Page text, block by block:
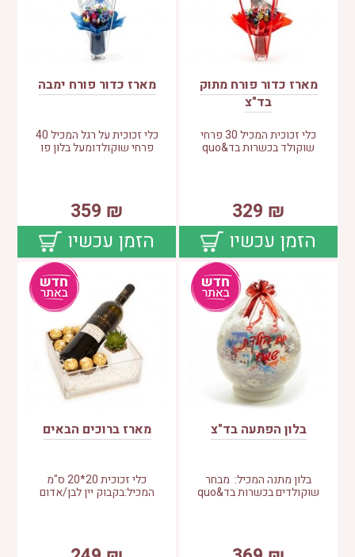
מארז כדור פורח מתוק
בד"צ
כלי זכוכית המכיל 30 פרחי
שוקולד בכשרות בד&quo
₪
329
הזמן עכשיו
מארז כדור פורח ימבה
כלי זכוכית על רגל המכיל 40
פרחי שוקולדומעל בלון פו
₪
359
הזמן עכשיו
בלון הפתעה בד"צ
בלון מתנה המכיל: מבחר
שוקולדים בכשרות בד&quo
מארז ברוכים הבאים
כלי זכוכית 20*20 ס"מ
המכיל:בקבוק יין לבן/אדום